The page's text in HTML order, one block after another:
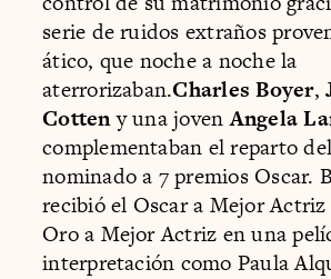
serie de ruidos extraños
ático, que noche a noche la
aterrorizaban.Charles Boyer,
Cotteny una jovenAngela
complementaban el reparto
nominado a 7 premios Oscar.
recibió el Oscar a Mejor
Oro a Mejor Actriz en una
interpretación como Paula